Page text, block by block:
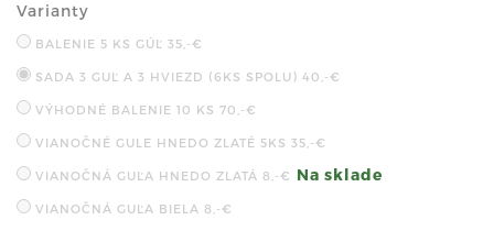
Varianty
BALENIE 5 KS GÚĽ 35,-€
SADA 3 GUĽ A 3 HVIEZD (6KS SPOLU) 40,-€
VÝHODNÉ BALENIE 10 KS 70,-€
VIANOČNÉ GULE HNEDO ZLATÉ 5KS 35,-€
VIANOČNÁ GUĽA HNEDO ZLATÁ 8,-€ Na sklade
VIANOČNÁ GUĽA BIELA 8,-€